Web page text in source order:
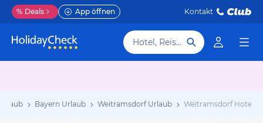
% Deals App öffnen Kontakt
Hotel, Reiseziel
Bayern Urlaub Weitramsdorf Urlaub Weitramsdorf Hotels